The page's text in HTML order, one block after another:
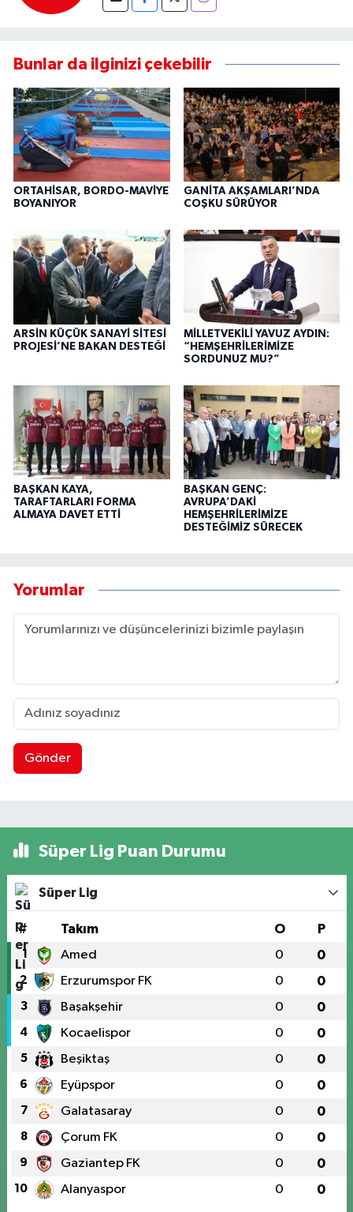
Bunlar da ilginizi çekebilir
ORTAHİSAR, BORDO-MAVİYE
BOYANIYOR
GANİTA AKŞAMLARI’NDA
COŞKU SÜRÜYOR
ARSİN KÜÇÜK SANAYİ SİTESİ
PROJESİ’NE BAKAN DESTEĞİ
MİLLETVEKİLİ YAVUZ AYDIN:
“HEMŞEHRİLERİMİZE
SORDUNUZ MU?”
BAŞKAN KAYA,
TARAFTARLARI FORMA
ALMAYA DAVET ETTİ
BAŞKAN GENÇ:
AVRUPA’DAKİ
HEMŞEHRİLERİMİZE
DESTEĞİMİZ SÜRECEK
Yorumlar
Gönder
Süper Lig Puan Durumu
Süper Lig
# Takım O P
1 Amed 0 0
2 Erzurumspor FK 0 0
3 Başakşehir 0 0
4 Kocaelispor 0 0
5 Beşiktaş 0 0
6 Eyüpspor 0 0
7 Galatasaray 0 0
8 Çorum FK 0 0
9 Gaziantep FK 0 0
10 Alanyaspor 0 0